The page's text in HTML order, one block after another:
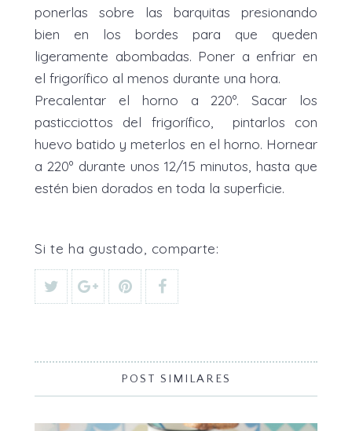
ponerlas sobre las barquitas presionando
bien en los bordes para que queden
ligeramente abombadas. Poner a enfriar en
el frigorífico al menos durante una hora.
Precalentar el horno a 220º. Sacar los
pasticciottos del frigorífico, pintarlos con
huevo batido y meterlos en el horno. Hornear
a 220º durante unos 12/15 minutos, hasta que
estén bien dorados en toda la superficie.
Si te ha gustado, comparte:
POST SIMILARES